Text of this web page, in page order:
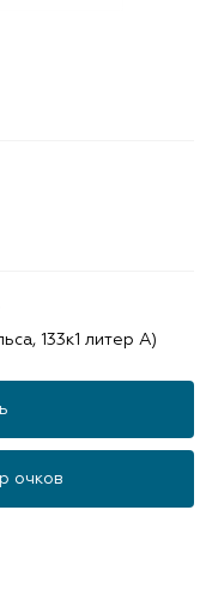
133к1 литер А)
очков